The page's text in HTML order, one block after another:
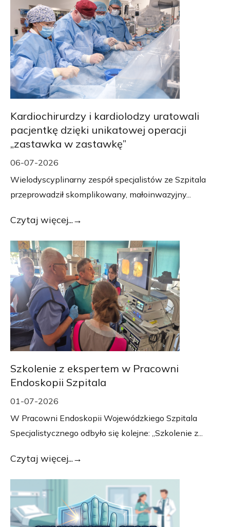
Kardiochirurdzy i kardiolodzy uratowali
pacjentkę dzięki unikatowej operacji
„zastawka w zastawkę”
06-07-2026
Wielodyscyplinarny zespół specjalistów ze Szpitala
przeprowadził skomplikowany, małoinwazyjny...
Czytaj więcej...
Szkolenie z ekspertem w Pracowni
Endoskopii Szpitala
01-07-2026
W Pracowni Endoskopii Wojewódzkiego Szpitala
Specjalistycznego odbyło się kolejne: „Szkolenie z...
Czytaj więcej...